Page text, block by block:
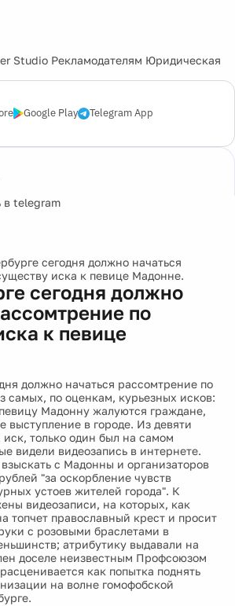
Studio Рекламодателям Юридическая
Google Play Telegram App
сегодня должно начаться
иска к певице Мадонне.
сегодня должно
по
к певице
должно начаться рассомтрение по
самых, по оценкам, курьезных исков:
Мадонну жалуются граждане,
выступление в городе. Из девяти
только один был на самом
видели видеозапись в интернете.
с Мадонны и организаторов
"за оскорбление чувств
устоев жителей города". К
видеозаписи, на которых, как
топчет православный крест и просит
с розовыми браслетами в
атрибутику выдавали на
доселе неизвестным Профсоюзом
как попытка поднять
на волне гомофобской